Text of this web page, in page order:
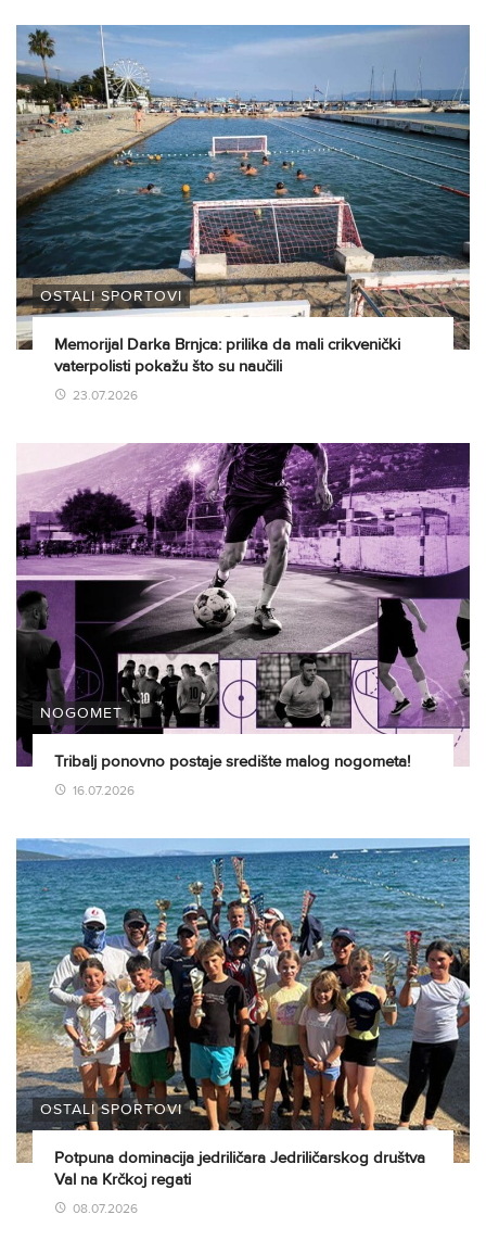
OSTALI SPORTOVI
Memorijal Darka Brnjca: prilika da mali crikvenički
vaterpolisti pokažu što su naučili
23.07.2026
NOGOMET
Tribalj ponovno postaje središte malog nogometa!
16.07.2026
OSTALI SPORTOVI
Potpuna dominacija jedriličara Jedriličarskog društva
Val na Krčkoj regati
08.07.2026